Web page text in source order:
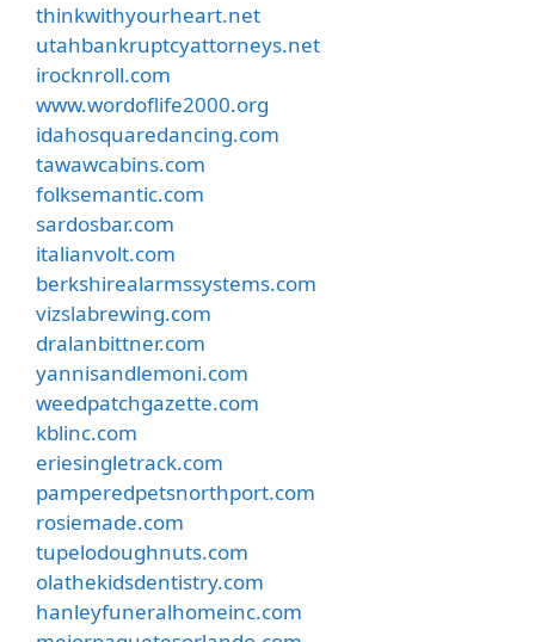
thinkwithyourheart.net
utahbankruptcyattorneys.net
irocknroll.com
www.wordoflife2000.org
idahosquaredancing.com
tawawcabins.com
folksemantic.com
sardosbar.com
italianvolt.com
berkshirealarmssystems.com
vizslabrewing.com
dralanbittner.com
yannisandlemoni.com
weedpatchgazette.com
kblinc.com
eriesingletrack.com
pamperedpetsnorthport.com
rosiemade.com
tupelodoughnuts.com
olathekidsdentistry.com
hanleyfuneralhomeinc.com